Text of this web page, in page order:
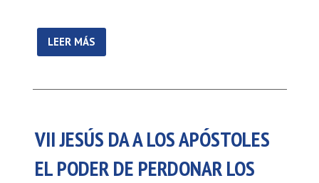
LEER MÁS
VII JESÚS DA A LOS APÓSTOLES
EL PODER DE PERDONAR LOS